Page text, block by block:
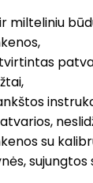
ir milteliniu
su